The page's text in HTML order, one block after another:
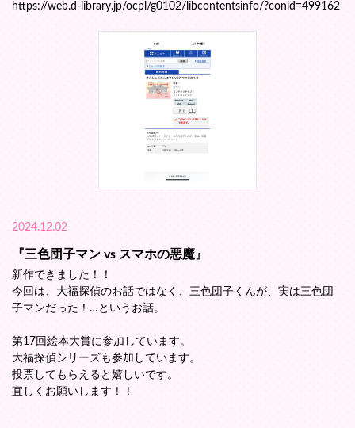
https://web.d-library.jp/ocpl/g0102/libcontentsinfo/?conid=499162
2024.12.02
『三色団子マン vs スマホの悪魔』
新作できました！！
今回は、大福探偵のお話ではなく、三色団子くんが、実は三色団
子マンだった！…というお話。
第17回絵本大賞に参加しています。
大福探偵シリーズも参加しています。
投票してもらえると嬉しいです。
宜しくお願いします！！